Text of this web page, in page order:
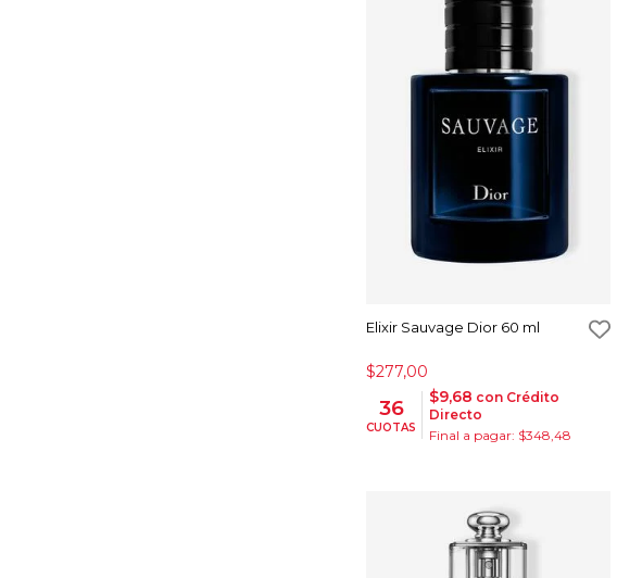
Elixir Sauvage Dior 60 ml
$277,00
36
CUOTAS
$9,68 con Crédito
Directo
Final a pagar: $348,48